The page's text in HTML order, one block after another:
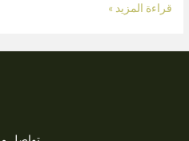
قراءة المزيد »